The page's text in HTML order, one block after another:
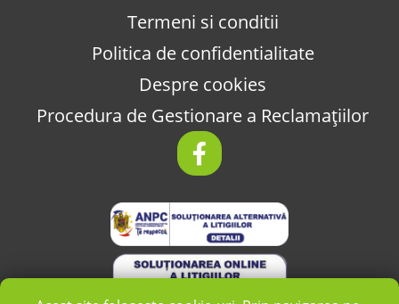
Termeni si conditii
Politica de confidentialitate
Despre cookies
Procedura de Gestionare a Reclamațiilor